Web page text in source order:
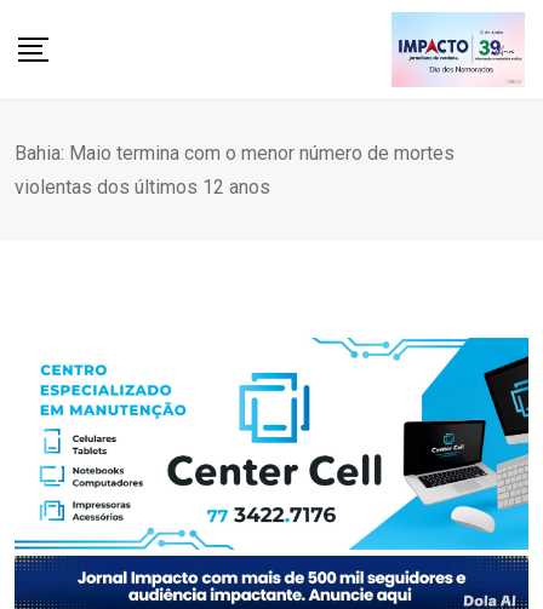
Bahia: Maio termina com o menor número de mortes
violentas dos últimos 12 anos